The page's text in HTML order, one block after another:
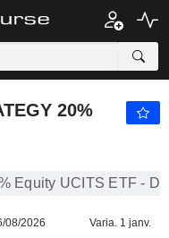
20%
Equity UCITS ETF -
08/2026 Varia. 1 janv.